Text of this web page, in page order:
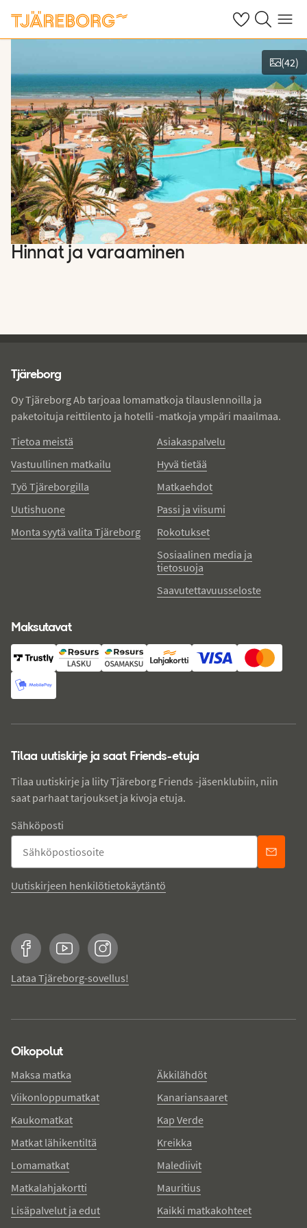
OmatHaku Valikko
Näytä kuvia
(42)
Hinnat ja varaaminen
Tjäreborg
Oy Tjäreborg Ab tarjoaa lomamatkoja tilauslennoilla ja
paketoituja reittilento ja hotelli -matkoja ympäri maailmaa.
Tietoa meistä
Vastuullinen matkailu
Työ Tjäreborgilla
Uutishuone
Monta syytä valita Tjäreborg
Asiakaspalvelu
Hyvä tietää
Matkaehdot
Passi ja viisumi
Rokotukset
Sosiaalinen media ja
tietosuoja
Saavutettavuusseloste
Maksutavat
Tilaa uutiskirje ja saat Friends-etuja
Tilaa uutiskirje ja liity Tjäreborg Friends -jäsenklubiin, niin
saat parhaat tarjoukset ja kivoja etuja.
Sähköposti
Uutiskirjeen henkilötietokäytäntö
FacebookYouTubeInstagram
Lataa Tjäreborg-sovellus!
Oikopolut
Maksa matka
Viikonloppumatkat
Kaukomatkat
Matkat lähikentiltä
Lomamatkat
Matkalahjakortti
Lisäpalvelut ja edut
Äkkilähdöt
Kanariansaaret
Kap Verde
Kreikka
Malediivit
Mauritius
Kaikki matkakohteet